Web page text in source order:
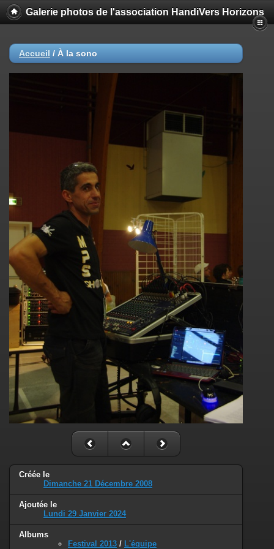
Galerie photos de l'association HandiVers Horizons
Accueil / À la sono
Créée le
Dimanche 21 Décembre 2008
Ajoutée le
Lundi 29 Janvier 2024
Albums
Festival 2013 / L'équipe